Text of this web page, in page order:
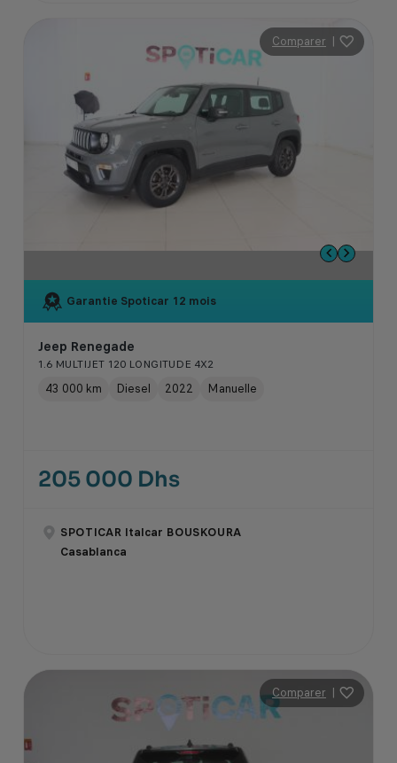
Comparer |
Garantie Spoticar 12 mois
Jeep Renegade
1.6 MULTIJET 120 LONGITUDE 4X2
43 000 km Diesel 2022 Manuelle
205 000 Dhs
SPOTICAR Italcar BOUSKOURA
Casablanca
Comparer |